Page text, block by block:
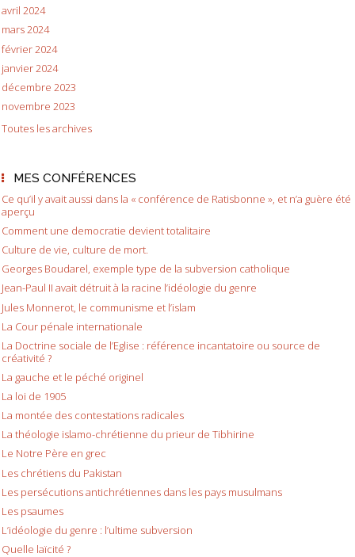
avril 2024
mars 2024
février 2024
janvier 2024
décembre 2023
novembre 2023
Toutes les archives
MES CONFÉRENCES
Ce qu’il y avait aussi dans la « conférence de Ratisbonne », et n’a guère été
aperçu
Comment une democratie devient totalitaire
Culture de vie, culture de mort.
Georges Boudarel, exemple type de la subversion catholique
Jean-Paul II avait détruit à la racine l’idéologie du genre
Jules Monnerot, le communisme et l’islam
La Cour pénale internationale
La Doctrine sociale de l’Eglise : référence incantatoire ou source de
créativité ?
La gauche et le péché originel
La loi de 1905
La montée des contestations radicales
La théologie islamo-chrétienne du prieur de Tibhirine
Le Notre Père en grec
Les chrétiens du Pakistan
Les persécutions antichrétiennes dans les pays musulmans
Les psaumes
L’idéologie du genre : l’ultime subversion
Quelle laïcité ?